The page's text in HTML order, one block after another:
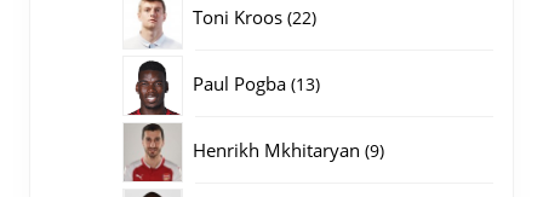
Toni Kroos 2222
Paul Pogba 1313
Henrikh Mkhitaryan 99